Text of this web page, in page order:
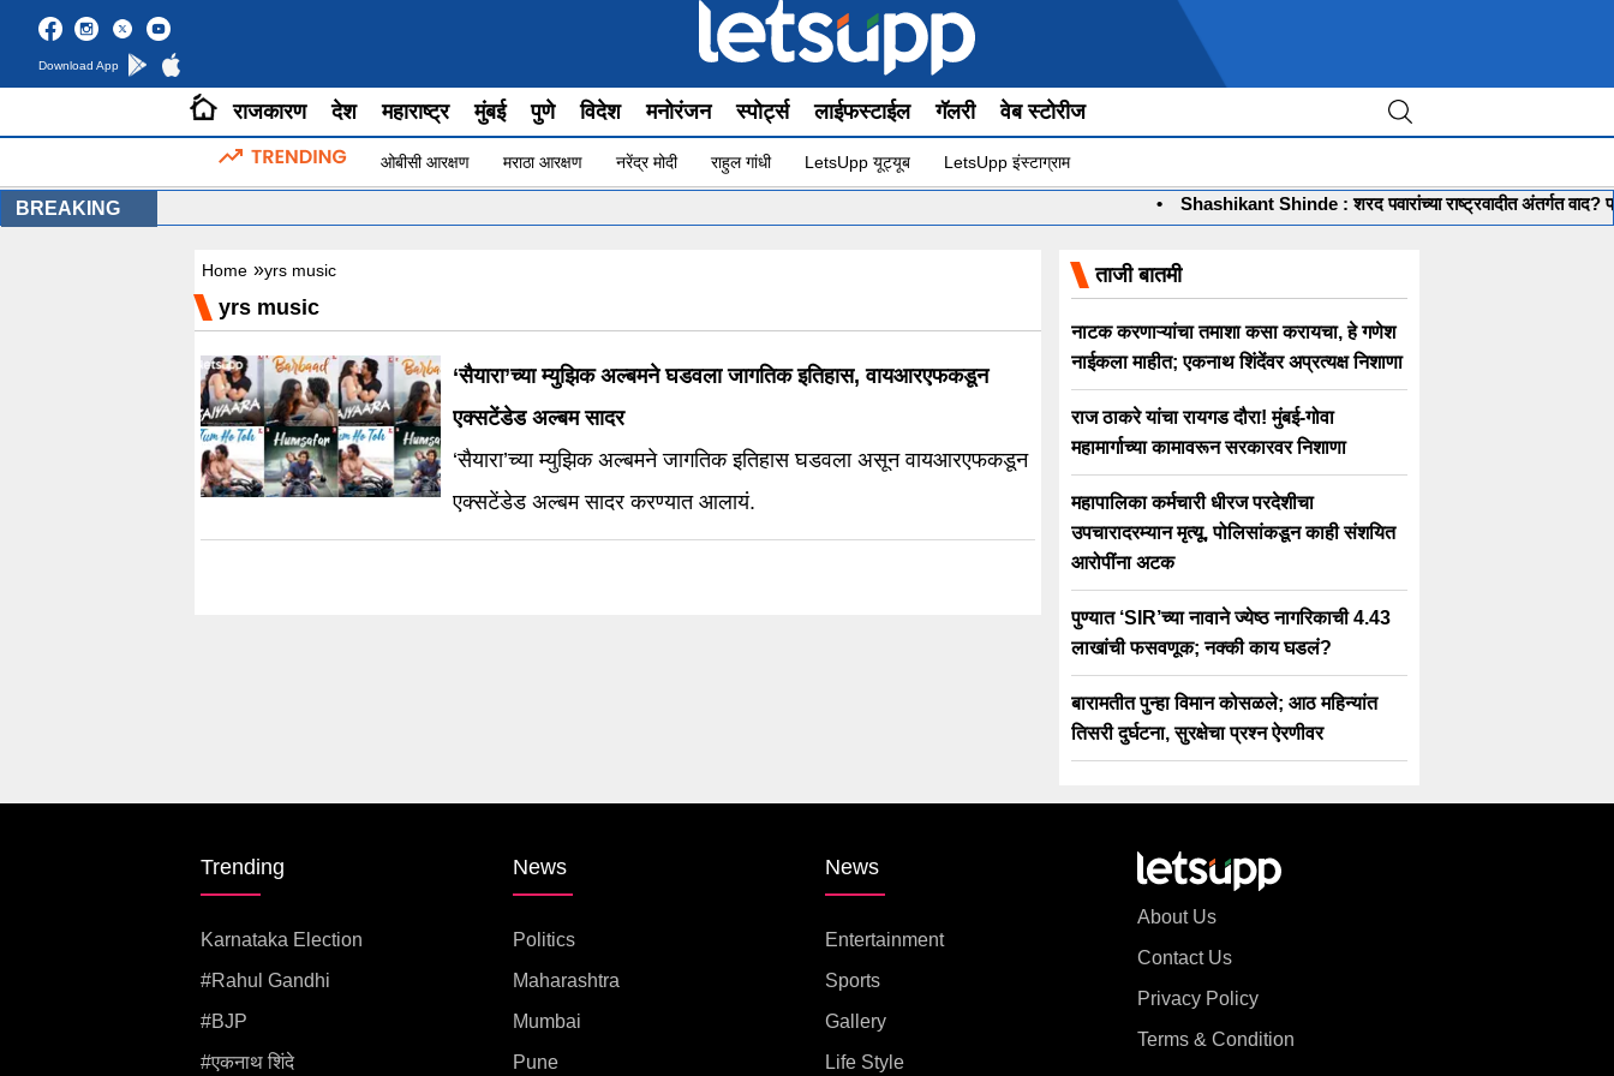
Download App
राजकारण देश महाराष्ट्र मुंबई पुणे विदेश मनोरंजन स्पोर्ट्स लाईफस्टाईल गॅलरी वेब स्टोरीज
ओबीसी आरक्षण मराठा आरक्षण नरेंद्र मोदी राहुल गांधी LetsUpp यूट्यूब LetsUpp इंस्टाग्राम
BREAKING Shashikant Shinde : शरद पवारांच्या राष्ट्रवादीत अंतर्गत वाद?
Home »yrs music
yrs music
‘सैयारा’च्या म्युझिक अल्बमने घडवला जागतिक इतिहास, वायआरएफकडून
एक्सटेंडेड अल्बम सादर
‘सैयारा’च्या म्युझिक अल्बमने जागतिक इतिहास घडवला असून वायआरएफकडून
एक्सटेंडेड अल्बम सादर करण्यात आलायं.
ताजी बातमी
नाटक करणाऱ्यांचा तमाशा कसा करायचा, हे गणेश
नाईकला माहीत; एकनाथ शिंदेंवर अप्रत्यक्ष निशाणा
राज ठाकरे यांचा रायगड दौरा! मुंबई-गोवा
महामार्गाच्या कामावरून सरकारवर निशाणा
महापालिका कर्मचारी धीरज परदेशीचा
उपचारादरम्यान मृत्यू, पोलिसांकडून काही संशयित
आरोपींना अटक
पुण्यात ‘SIR’च्या नावाने ज्येष्ठ नागरिकाची 4.43
लाखांची फसवणूक; नक्की काय घडलं?
बारामतीत पुन्हा विमान कोसळले; आठ महिन्यांत
तिसरी दुर्घटना, सुरक्षेचा प्रश्न ऐरणीवर
Trending
Karnataka Election
#rahul Gandhi
#BJP
#एकनाथ शिंदे
News
Politics
Maharashtra
Mumbai
Pune
News
Entertainment
Sports
Gallery
Life Style
About Us
Contact Us
Privacy Policy
Terms & Condition